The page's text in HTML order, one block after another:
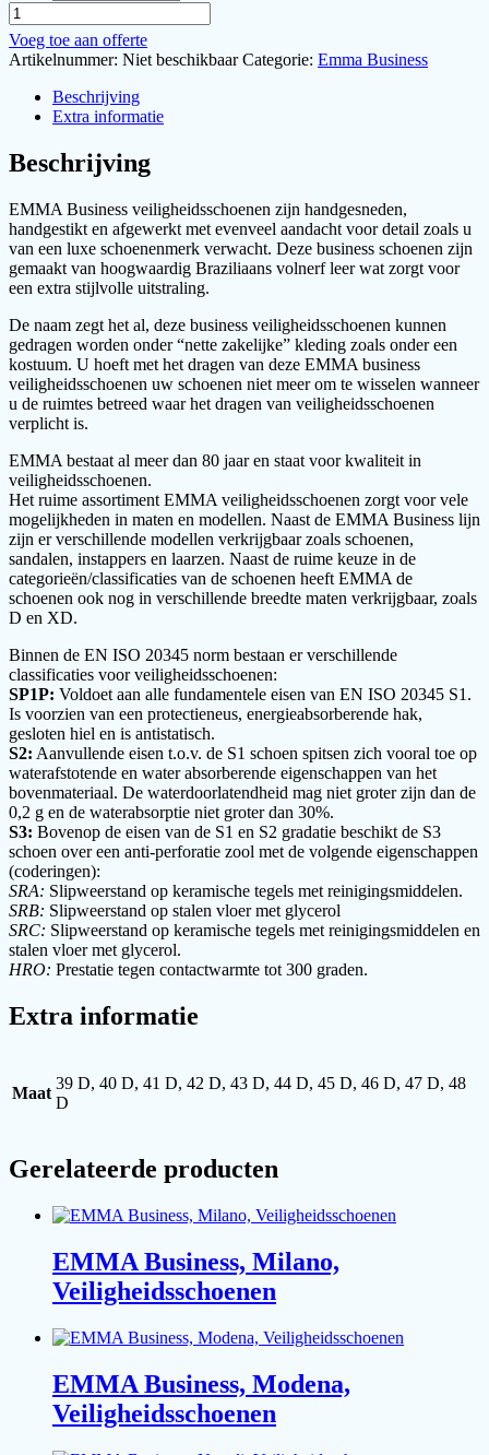
EMMA
Business,
Torino,
Veiligheidsschoenen
Voeg toe aan offerte
Artikelnummer: Niet beschikbaar Categorie: Emma Business
Beschrijving
Extra informatie
Beschrijving
EMMA Business veiligheidsschoenen zijn handgesneden,
handgestikt en afgewerkt met evenveel aandacht voor detail zoals u
van een luxe schoenenmerk verwacht. Deze business schoenen zijn
gemaakt van hoogwaardig Braziliaans volnerf leer wat zorgt voor
een extra stijlvolle uitstraling.
De naam zegt het al, deze business veiligheidsschoenen kunnen
gedragen worden onder “nette zakelijke” kleding zoals onder een
kostuum. U hoeft met het dragen van deze EMMA business
veiligheidsschoenen uw schoenen niet meer om te wisselen wanneer
u de ruimtes betreed waar het dragen van veiligheidsschoenen
verplicht is.
EMMA bestaat al meer dan 80 jaar en staat voor kwaliteit in
veiligheidsschoenen.
Het ruime assortiment EMMA veiligheidsschoenen zorgt voor vele
mogelijkheden in maten en modellen. Naast de EMMA Business lijn
zijn er verschillende modellen verkrijgbaar zoals schoenen,
sandalen, instappers en laarzen. Naast de ruime keuze in de
categorieën/classificaties van de schoenen heeft EMMA de
schoenen ook nog in verschillende breedte maten verkrijgbaar, zoals
D en XD.
Binnen de EN ISO 20345 norm bestaan er verschillende
classificaties voor veiligheidsschoenen:
SP1P: Voldoet aan alle fundamentele eisen van EN ISO 20345 S1.
Is voorzien van een protectieneus, energieabsorberende hak,
gesloten hiel en is antistatisch.
S2: Aanvullende eisen t.o.v. de S1 schoen spitsen zich vooral toe op
waterafstotende en water absorberende eigenschappen van het
bovenmateriaal. De waterdoorlatendheid mag niet groter zijn dan de
0,2 g en de waterabsorptie niet groter dan 30%.
S3: Bovenop de eisen van de S1 en S2 gradatie beschikt de S3
schoen over een anti-perforatie zool met de volgende eigenschappen
(coderingen):
SRA: Slipweerstand op keramische tegels met reinigingsmiddelen.
SRB: Slipweerstand op stalen vloer met glycerol
SRC: Slipweerstand op keramische tegels met reinigingsmiddelen en
stalen vloer met glycerol.
HRO: Prestatie tegen contactwarmte tot 300 graden.
Extra informatie
Maat
39 D, 40 D, 41 D, 42 D, 43 D, 44 D, 45 D, 46 D, 47 D, 48
D
Gerelateerde producten
EMMA Business, Milano,
Veiligheidsschoenen
EMMA Business, Modena,
Veiligheidsschoenen